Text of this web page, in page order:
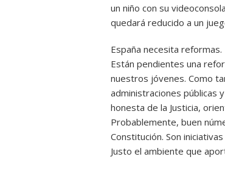
un niño con su
quedará reducido a un
España necesita
Están pendientes una
nuestros jóvenes. Como
administraciones públicas
honesta de la Justicia,
Probablemente, buen
Constitución. Son
Justo el ambiente que